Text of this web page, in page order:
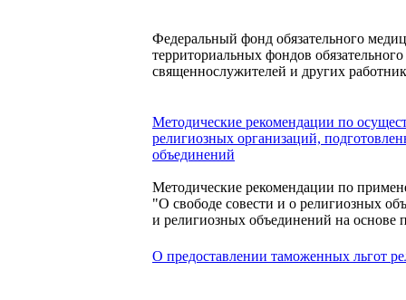
Федеральный фонд обязательного
территориальных фондов
священнослужителей и других
Методические рекомендации по
религиозных организаций,
объединений
Методические рекомендации по
"О свободе совести и о религиозных
и религиозных объединений на основе
О предоставлении таможенных льгот